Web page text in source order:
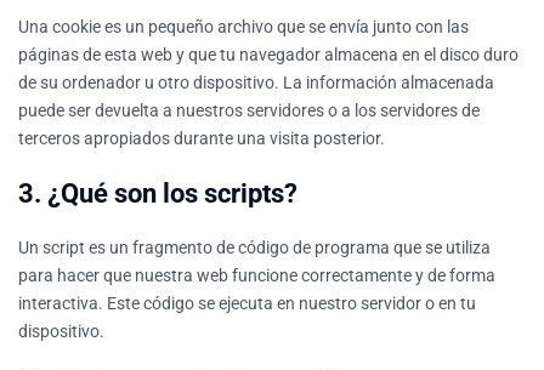
Una cookie es un pequeño archivo que se envía junto con las
páginas de esta web y que tu navegador almacena en el disco duro
de su ordenador u otro dispositivo. La información almacenada
puede ser devuelta a nuestros servidores o a los servidores de
terceros apropiados durante una visita posterior.
3. ¿Qué son los scripts?
Un script es un fragmento de código de programa que se utiliza
para hacer que nuestra web funcione correctamente y de forma
interactiva. Este código se ejecuta en nuestro servidor o en tu
dispositivo.